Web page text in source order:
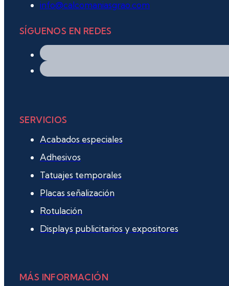
info@calcomaniasgrao.com
SÍGUENOS EN REDES
SERVICIOS
Acabados especiales
Adhesivos
Tatuajes temporales
Placas señalización
Rotulación
Displays publicitarios y expositores
MÁS INFORMACIÓN